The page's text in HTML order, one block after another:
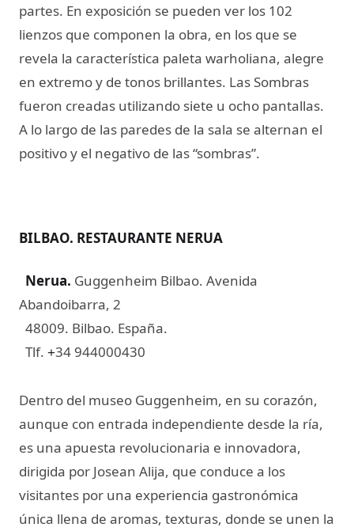
partes. En exposición se pueden ver los 102
lienzos que componen la obra, en los que se
revela la característica paleta warholiana, alegre
en extremo y de tonos brillantes. Las Sombras
fueron creadas utilizando siete u ocho pantallas.
A lo largo de las paredes de la sala se alternan el
positivo y el negativo de las “sombras”.
BILBAO. RESTAURANTE NERUA
Nerua. Guggenheim Bilbao​. Avenida
Abandoibarra, 2
48009. Bilbao. España.
Tlf. +34 944000430
Dentro del museo Guggenheim, en su corazón,
aunque con entrada independiente desde la ría,
es una apuesta revolucionaria e innovadora,
dirigida por Josean Alija, que conduce a los
visitantes por una experiencia gastronómica
única llena de aromas, texturas, donde se unen la